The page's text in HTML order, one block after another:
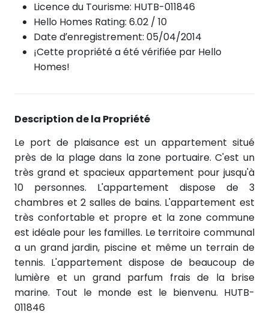
Licence du Tourisme: HUTB-011846
Hello Homes Rating: 6.02 / 10
Date d’enregistrement: 05/04/2014
¡Cette propriété a été vérifiée par Hello
Homes!
Description de la Propriété
Le port de plaisance est un appartement situé
près de la plage dans la zone portuaire. C'est un
très grand et spacieux appartement pour jusqu'à
10 personnes. L'appartement dispose de 3
chambres et 2 salles de bains. L'appartement est
très confortable et propre et la zone commune
est idéale pour les familles. Le territoire communal
a un grand jardin, piscine et même un terrain de
tennis. L'appartement dispose de beaucoup de
lumière et un grand parfum frais de la brise
marine. Tout le monde est le bienvenu. HUTB-
011846